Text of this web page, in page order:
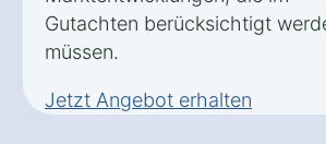
Gutachten berücksichtigt
müssen.
Jetzt Angebot erhalten